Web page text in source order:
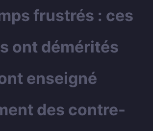
frustrés : ces
ont démérités
enseigné
des contre-